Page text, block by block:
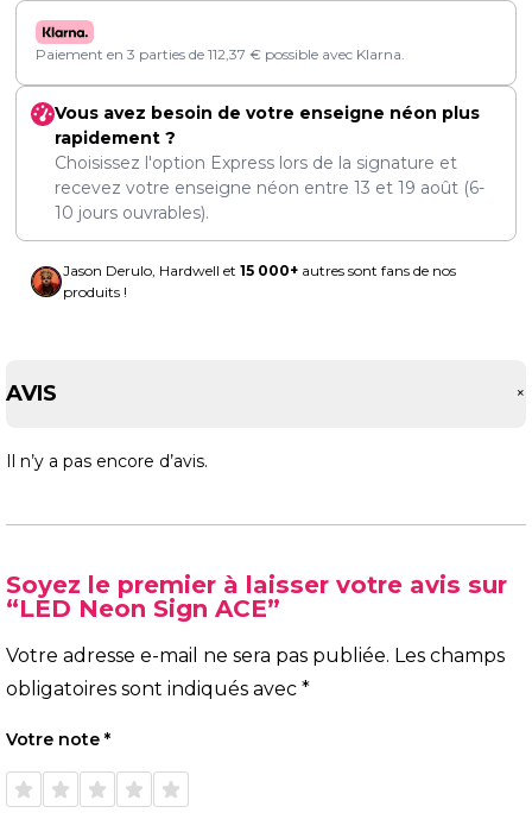
Paiement en 3 parties de 112,37 € possible avec Klarna.
Vous avez besoin de votre enseigne néon plus
rapidement ?
Choisissez l'option Express lors de la signature et
recevez votre enseigne néon entre 13 et 19 août (6-
10 jours ouvrables).
Jason Derulo, Hardwell et 15 000+ autres sont fans de nos
produits !
AVIS +
Il n’y a pas encore d’avis.
Soyez le premier à laisser votre avis sur
“LED Neon Sign ACE”
Votre adresse e-mail ne sera pas publiée. Les champs
obligatoires sont indiqués avec *
Votre note *
1 étoile
sur 5
2 étoiles
sur 5
3 étoiles
sur 5
4 étoiles
sur 5
5 étoiles
sur 5